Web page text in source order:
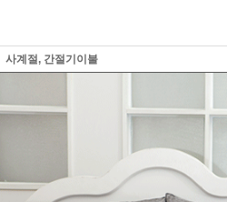
사계절, 간절기이불